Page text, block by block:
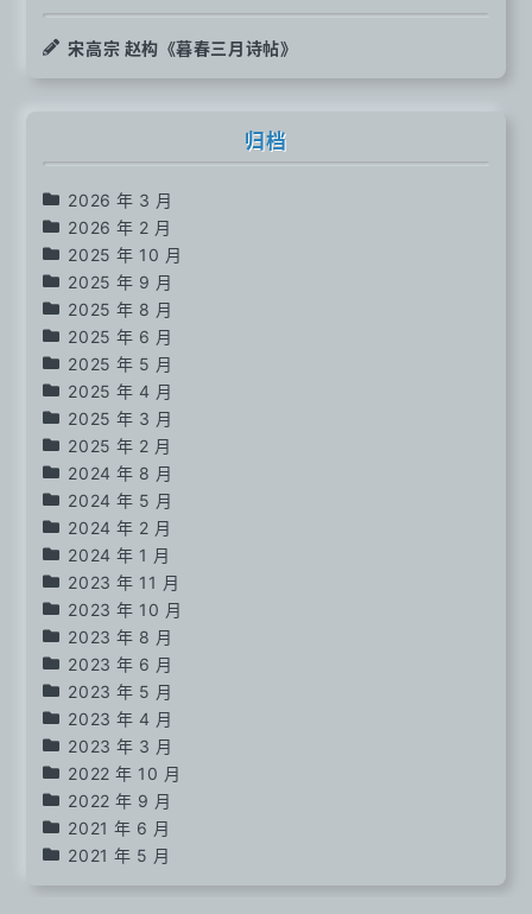
宋高宗 赵构《暮春三月诗帖》
归档
2026 年 3 月
2026 年 2 月
2025 年 10 月
2025 年 9 月
2025 年 8 月
2025 年 6 月
2025 年 5 月
2025 年 4 月
2025 年 3 月
2025 年 2 月
2024 年 8 月
2024 年 5 月
2024 年 2 月
2024 年 1 月
2023 年 11 月
2023 年 10 月
2023 年 8 月
2023 年 6 月
2023 年 5 月
2023 年 4 月
2023 年 3 月
2022 年 10 月
2022 年 9 月
2021 年 6 月
2021 年 5 月